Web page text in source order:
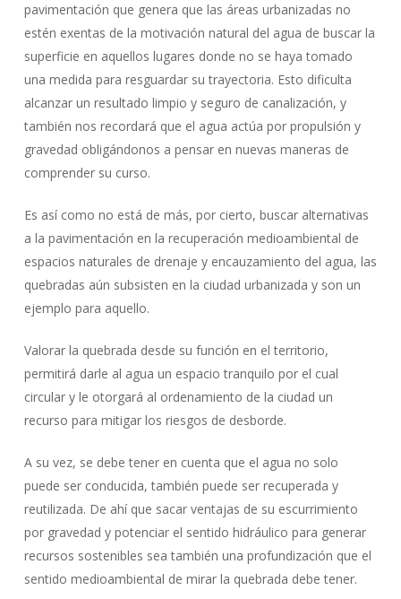
pavimentación que genera que las áreas urbanizadas no
estén exentas de la motivación natural del agua de buscar la
superficie en aquellos lugares donde no se haya tomado
una medida para resguardar su trayectoria. Esto dificulta
alcanzar un resultado limpio y seguro de canalización, y
también nos recordará que el agua actúa por propulsión y
gravedad obligándonos a pensar en nuevas maneras de
comprender su curso.
Es así como no está de más, por cierto, buscar alternativas
a la pavimentación en la recuperación medioambiental de
espacios naturales de drenaje y encauzamiento del agua, las
quebradas aún subsisten en la ciudad urbanizada y son un
ejemplo para aquello.
Valorar la quebrada desde su función en el territorio,
permitirá darle al agua un espacio tranquilo por el cual
circular y le otorgará al ordenamiento de la ciudad un
recurso para mitigar los riesgos de desborde.
A su vez, se debe tener en cuenta que el agua no solo
puede ser conducida, también puede ser recuperada y
reutilizada. De ahí que sacar ventajas de su escurrimiento
por gravedad y potenciar el sentido hidráulico para generar
recursos sostenibles sea también una profundización que el
sentido medioambiental de mirar la quebrada debe tener.